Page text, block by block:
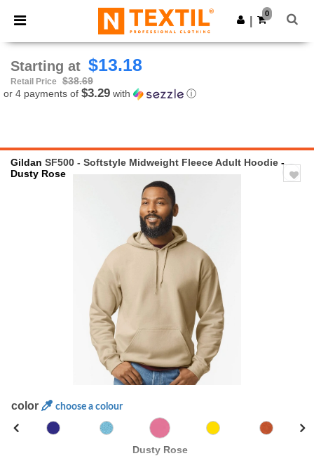
× Ntextil App
Better prices on app!
Get the app
0
Starting at $13.18
Retail Price
$38.69
or 4 payments of $3.29 with ⓘ
Gildan SF500 - Softstyle Midweight Fleece Adult Hoodie -
Dusty Rose
color choose a colour
Dusty Rose